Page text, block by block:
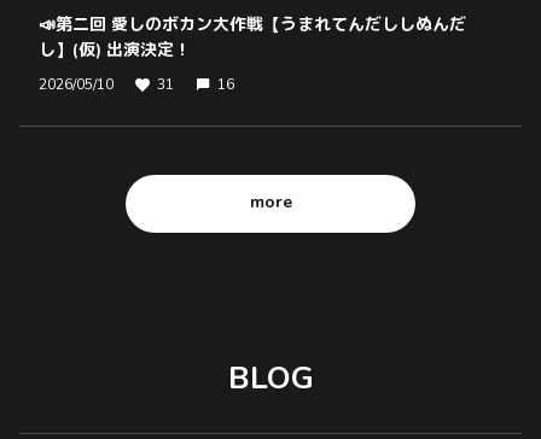
📣第二回 愛しのボカン大作戦【うまれてんだししぬんだ
し】(仮) 出演決定！
2026/05/10 31 16
more
BLOG